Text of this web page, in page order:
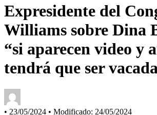
Expresidente del
Williams sobre Dina
“si aparecen video y
tendrá que ser
• 23/05/2024 • Modificado: 24/05/2024